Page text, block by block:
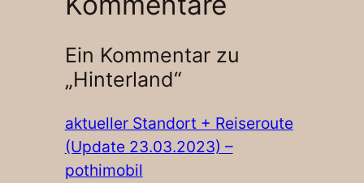
Ein Kommentar zu
„Hinterland“
aktueller Standort + Reiseroute
(Update 23.03.2023) –
pothimobil